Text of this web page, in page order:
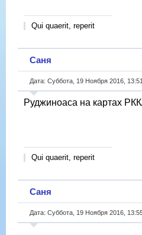
Qui quaerit, reperit
Саня
Дата: Суббота, 19 Ноября 2016,
Руджиноаса на картах
Qui quaerit, reperit
Саня
Дата: Суббота, 19 Ноября 2016,